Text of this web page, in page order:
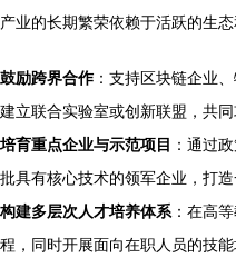
产业的长期繁荣依赖于活跃的生态
鼓励跨界合作：支持区块链企业
建立联合实验室或创新联盟，共
培育重点企业与示范项目 ：通过
批具有核心技术的领军企业，打
构建多层次人才培养体系 ：在高
程，同时开展面向在职人员的技